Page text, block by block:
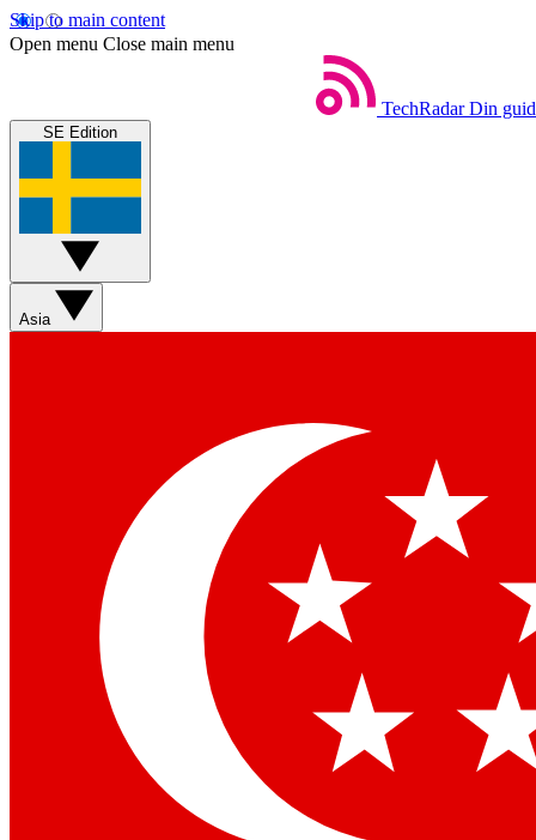
Skip to main content
Open menu Close main menu
TechRadar Din
SE Edition
Asia